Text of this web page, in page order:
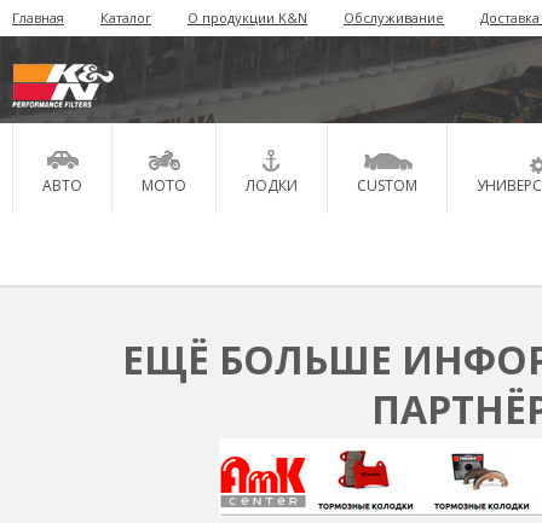
Главная Каталог О продукции K&N Обслуживание
АВТО МОТО ЛОДКИ CUSTOM
ЕЩЁ БОЛЬШЕ